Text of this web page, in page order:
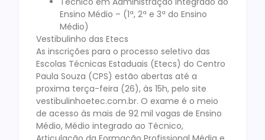
Ensino Médio – (1ª, 2ª e 3ª do Ensino
Médio)
Vestibulinho das Etecs
As inscrições para o processo seletivo das
Escolas Técnicas Estaduais (Etecs) do Centro
Paula Souza (CPS) estão abertas até a
proxima terça-feira (26), às 15h, pelo site
vestibulinhoetec.com.br. O exame é o meio
de acesso às mais de 92 mil vagas de Ensino
Médio, Médio integrado ao Técnico,